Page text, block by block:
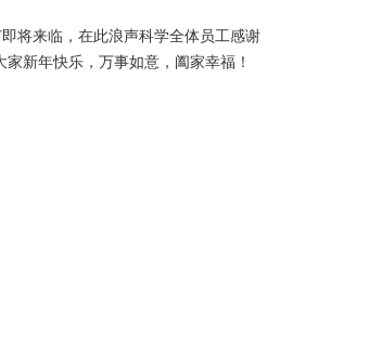
将来临，在此浪声科学全体员工感谢
新年快乐，万事如意，阖家幸福！